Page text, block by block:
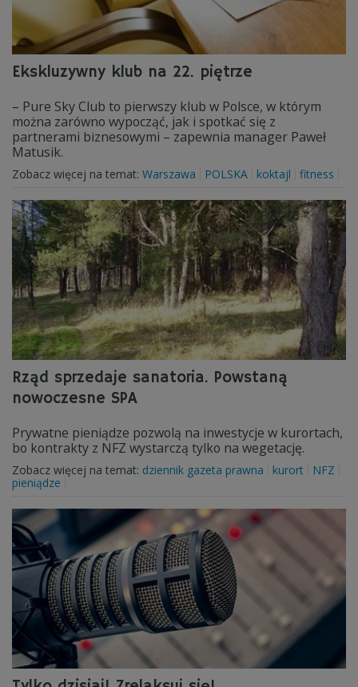
Ekskluzywny klub na 22. piętrze
– Pure Sky Club to pierwszy klub w Polsce, w którym
można zarówno wypocząć, jak i spotkać się z
partnerami biznesowymi – zapewnia manager Paweł
Matusik.
Zobacz więcej na temat: Warszawa POLSKA koktajl fitness
Rząd sprzedaje sanatoria. Powstaną
nowoczesne SPA
Prywatne pieniądze pozwolą na inwestycje w kurortach,
bo kontrakty z NFZ wystarczą tylko na wegetację.
Zobacz więcej na temat: dziennik gazeta prawna kurort
NFZ
pieniądze